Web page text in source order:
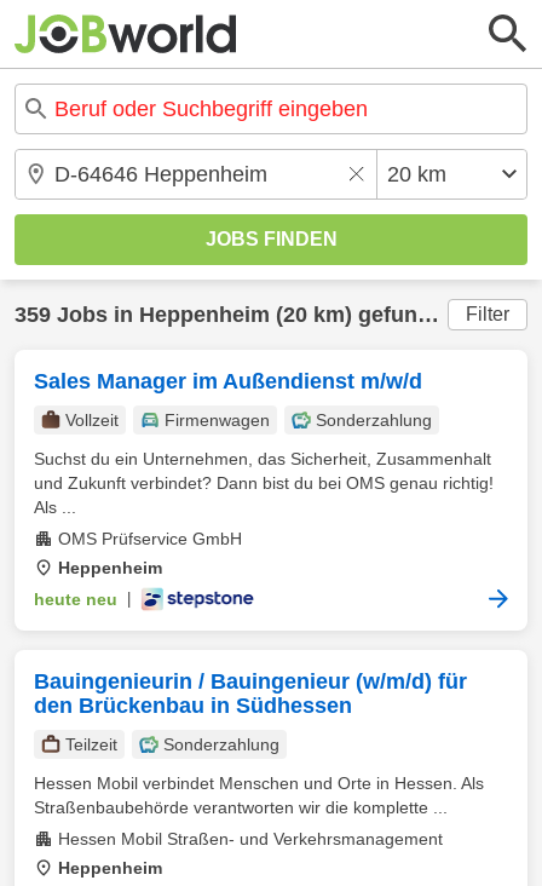
359 Jobs in Heppenheim (20 km) gefunden Filter
Sales Manager im Außendienst m/w/d
Vollzeit Firmenwagen
Sonderzahlung
Suchst du ein Unternehmen, das Sicherheit, Zusammenhalt
und Zukunft verbindet? Dann bist du bei OMS genau richtig!
Als ...
OMS Prüfservice GmbH
Heppenheim
heute neu
Bauingenieurin / Bauingenieur (w/m/d) für
den Brückenbau in Südhessen
Teilzeit
Sonderzahlung
Hessen Mobil verbindet Menschen und Orte in Hessen. Als
Straßenbaubehörde verantworten wir die komplette ...
Hessen Mobil Straßen- und Verkehrsmanagement
Heppenheim